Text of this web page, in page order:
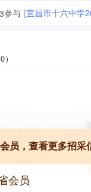
参与 [宜昌市十六中学
0）
员，查看更多招采
会员